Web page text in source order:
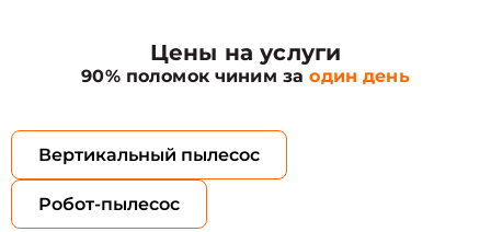
Цены на услуги
90% поломок чиним заодин день
Вертикальный пылесос
Робот-пылесос